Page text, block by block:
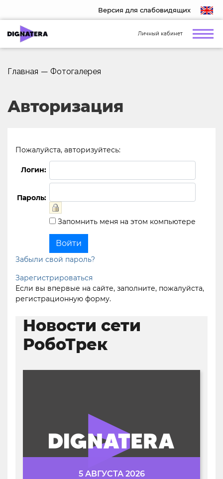
Версия для слабовидящих
Личный кабинет
Главная — Фотогалерея
Авторизация
Пожалуйста, авторизуйтесь:
Логин:
Пароль:
Запомнить меня на этом компьютере
Забыли свой пароль?
Зарегистрироваться
Если вы впервые на сайте, заполните, пожалуйста,
регистрационную форму.
Новости сети
РобоТрек
5 АВГУСТА 2026